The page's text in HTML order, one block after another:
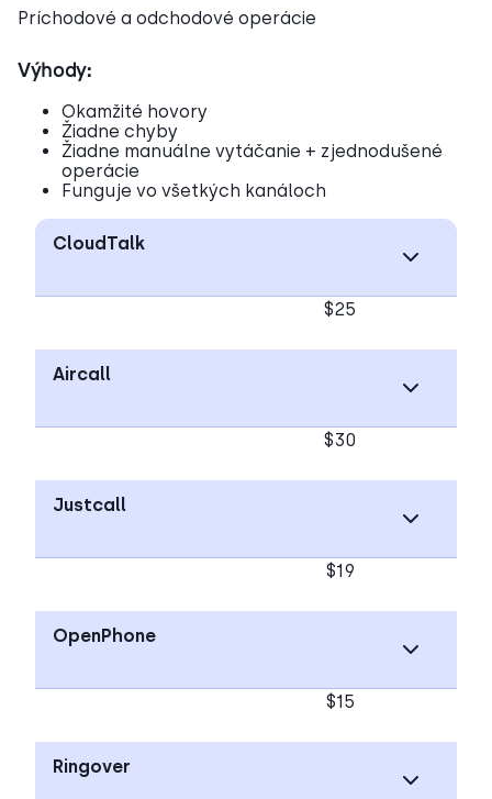
Príchodové a odchodové operácie
Výhody:
Okamžité hovory
Žiadne chyby
Žiadne manuálne vytáčanie + zjednodušené
operácie
Funguje vo všetkých kanáloch
CloudTalk
$25
Aircall
$30
Justcall
$19
OpenPhone
$15
Ringover